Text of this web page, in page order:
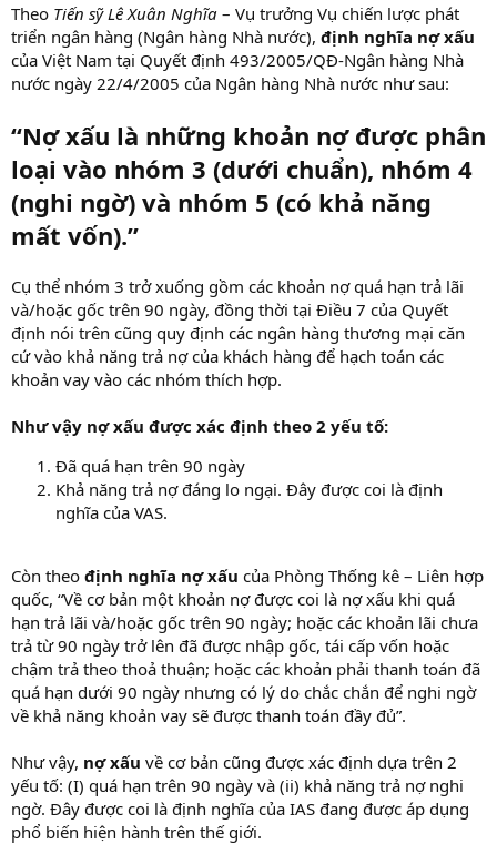
Theo Tiến sỹ Lê Xuân Nghĩa – Vụ trưởng Vụ chiến lược phát
triển ngân hàng (Ngân hàng Nhà nước), định nghĩa nợ xấu
của Việt Nam tại Quyết định 493/2005/QĐ-Ngân hàng Nhà
nước ngày 22/4/2005 của Ngân hàng Nhà nước như sau:
“Nợ xấu là những khoản nợ được phân
loại vào nhóm 3 (dưới chuẩn), nhóm 4
(nghi ngờ) và nhóm 5 (có khả năng
mất vốn).”
Cụ thể nhóm 3 trở xuống gồm các khoản nợ quá hạn trả lãi
và/hoặc gốc trên 90 ngày, đồng thời tại Điều 7 của Quyết
định nói trên cũng quy định các ngân hàng thương mại căn
cứ vào khả năng trả nợ của khách hàng để hạch toán các
khoản vay vào các nhóm thích hợp.
Như vậy nợ xấu được xác định theo 2 yếu tố:
Đã quá hạn trên 90 ngày
Khả năng trả nợ đáng lo ngại. Đây được coi là định
nghĩa của VAS.
Còn theo định nghĩa nợ xấu của Phòng Thống kê – Liên hợp
quốc, “Về cơ bản một khoản nợ được coi là nợ xấu khi quá
hạn trả lãi và/hoặc gốc trên 90 ngày; hoặc các khoản lãi chưa
trả từ 90 ngày trở lên đã được nhập gốc, tái cấp vốn hoặc
chậm trả theo thoả thuận; hoặc các khoản phải thanh toán đã
quá hạn dưới 90 ngày nhưng có lý do chắc chắn để nghi ngờ
về khả năng khoản vay sẽ được thanh toán đầy đủ”.
Như vậy, nợ xấu về cơ bản cũng được xác định dựa trên 2
yếu tố: (I) quá hạn trên 90 ngày và (ii) khả năng trả nợ nghi
ngờ. Đây được coi là định nghĩa của IAS đang được áp dụng
phổ biến hiện hành trên thế giới.